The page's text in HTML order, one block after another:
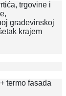
trgovine i
građevinskoj
krajem
termo fasada